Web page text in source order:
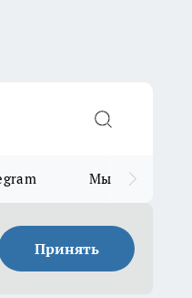
Мы в MAX
Принять